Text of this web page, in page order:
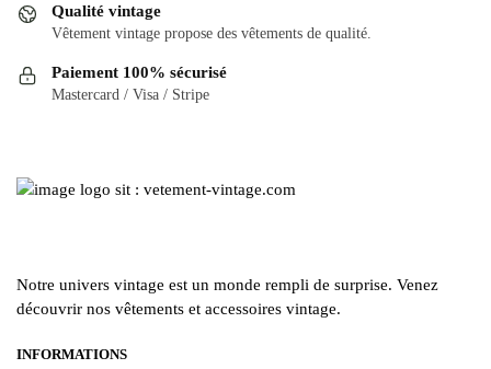
être
sur
produit
Qualité vintage
Vêtement vintage propose des vêtements de qualité.
Paiement 100% sécurisé
Mastercard / Visa / Stripe
Notre univers vintage est un monde rempli de surprise. Venez
découvrir nos vêtements et accessoires vintage.
INFORMATIONS